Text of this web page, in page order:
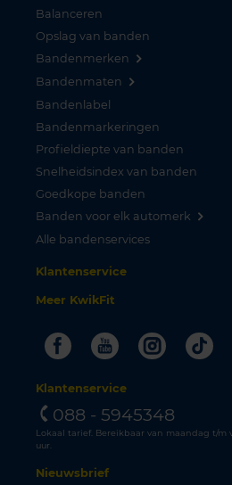
Balanceren
Opslag van banden
Bandenmerken
Bandenmaten
Bandenlabel
Bandenmarkeringen
Profieldiepte van banden
Snelheidsindex van banden
Goedkope banden
Banden voor elk automerk
Alle bandenservices
Klantenservice
Meer KwikFit
FacebookYoutube
Klantenservice
088 - 5945348
Lokaal tarief. Bereikbaar van maandag t/m
uur.
Nieuwsbrief